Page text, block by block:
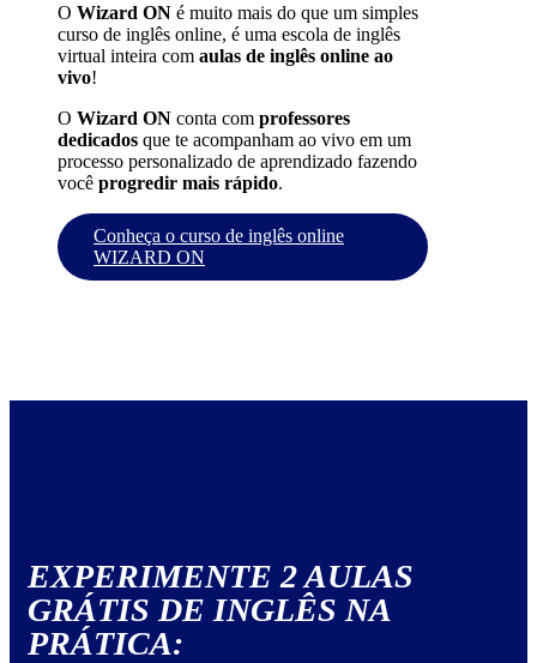
O Wizard ON é muito mais do que um simples
curso de inglês online, é uma escola de inglês
virtual inteira com aulas de inglês online ao
vivo!
O Wizard ON conta com professores
dedicados que te acompanham ao vivo em um
processo personalizado de aprendizado fazendo
você progredir mais rápido.
Conheça o curso de inglês online
WIZARD ON
EXPERIMENTE 2 AULAS
GRÁTIS DE INGLÊS NA
PRÁTICA: